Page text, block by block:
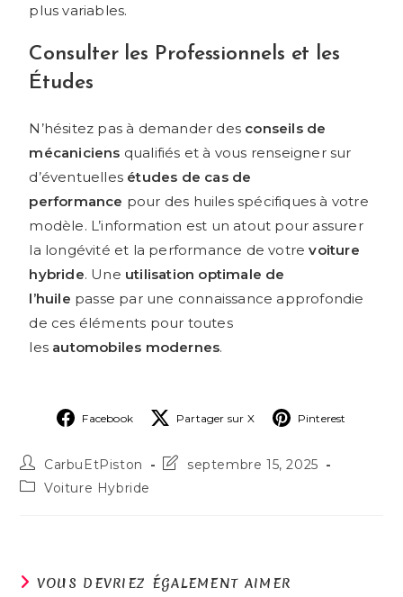
plus variables.
Consulter les Professionnels et les
Études
N’hésitez pas à demander des conseils de
mécaniciens qualifiés et à vous renseigner sur
d’éventuelles études de cas de
performance pour des huiles spécifiques à votre
modèle. L’information est un atout pour assurer
la longévité et la performance de votrevoiture
hybride. Une utilisation optimale de
l’huile passe par une connaissance approfondie
de ces éléments pour toutes
les automobiles modernes.
Facebook Partager sur X Pinterest
CarbuEtPiston
septembre 15, 2025
Voiture Hybride
VOUS DEVRIEZ ÉGALEMENT AIMER